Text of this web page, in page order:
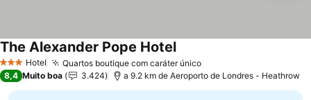
3 EstrelasHotel Quartos boutique com caráter únicoVer preços
The Alexander Pope HotelVer preços
8,4 Muito boa 3.424 a 9.2 km de Aeroporto de Londres - Heathrow